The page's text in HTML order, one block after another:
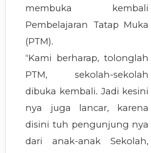
membuka kembali
Pembelajaran Tatap Muka
(PTM).
“Kami berharap, tolonglah
PTM, sekolah-sekolah
dibuka kembali. Jadi kesini
nya juga lancar, karena
disini tuh pengunjung nya
dari anak-anak Sekolah,